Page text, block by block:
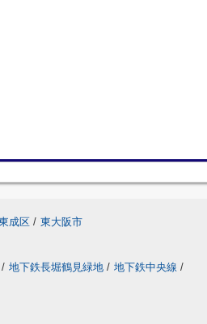
成区 / 東大阪市
/ 地下鉄長堀鶴見緑地 / 地下鉄中央線 /